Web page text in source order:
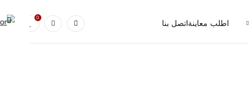
اطلب معاينةاتصل بنا
0